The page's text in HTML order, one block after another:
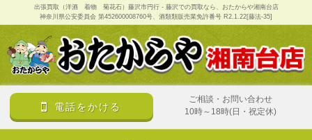
出張買取（洋酒 着物 菊花石）藤沢市円行 - 藤沢での買取なら、おたからや湘南台店
神奈川県公安委員会 第452600008760号、酒類類販売業免許番号 R2.1.22[藤法-35]
電話をかける
ご相談・お問い合わせ
10時～18時(日・祝定休)